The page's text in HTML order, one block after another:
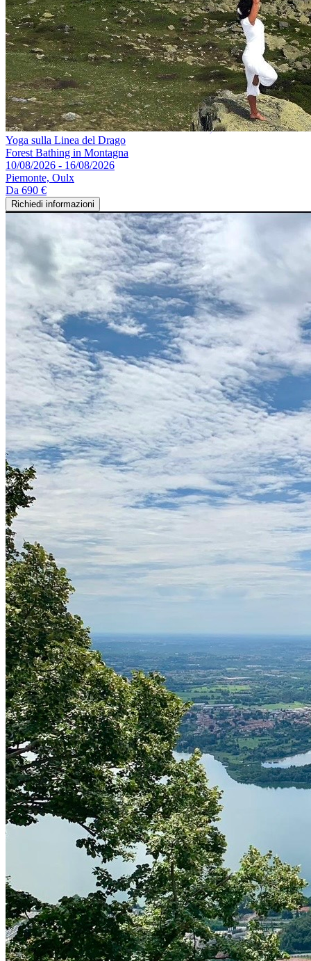
Yoga sulla Linea del Drago
Forest Bathing in Montagna
10/08/2026 - 16/08/2026
Piemonte, Oulx
Da 690 €
Richiedi informazioni